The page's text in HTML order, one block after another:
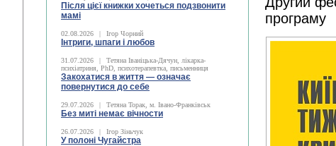
Після цієї книжки хочеться подзвонити
мамі
02.08.2026 | Ігор Чорний
Інтриги, шпаги і любов
31.07.2026 |
Тетяна Іваніцька-Дячун, лікарка-
психіатриня, PhD, психотерапевтка, письменниця
Закохатися в життя — означає
повернутися до себе
29.07.2026 | Тетяна Торак, м. Івано-Франківськ
Без миті немає вічности
26.07.2026 | Ігор Зіньчук
У полоні Чугайстра
програму